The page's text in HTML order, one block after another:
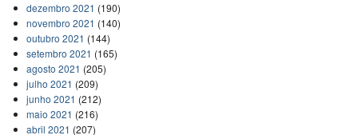
dezembro 2021 (190)
novembro 2021 (140)
outubro 2021 (144)
setembro 2021 (165)
agosto 2021 (205)
julho 2021 (209)
junho 2021 (212)
maio 2021 (216)
abril 2021 (207)